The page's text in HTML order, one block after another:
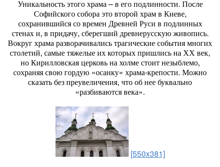
Уникальность этого храма – в его подлинности. После
Софийского собора это второй храм в Киеве,
сохранившийся со времен Древней Руси в подлинных
стенах и, в придачу, сберегший древнерусскую живопись.
Вокруг храма разворачивались трагические события многих
столетий, самые тяжелые их которых пришлись на ХХ век,
но Кирилловская церковь на холме стоит незыблемо,
сохраняя свою гордую «осанку» храма-крепости. Можно
сказать без преувеличения, что об нее буквально
«разбиваются века».
[550x381]